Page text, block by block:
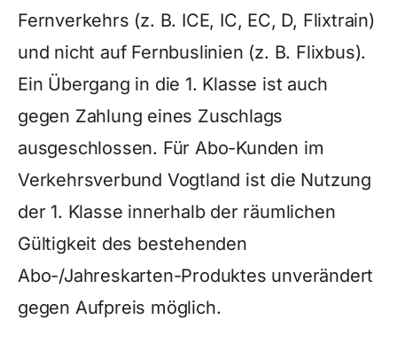
Fernverkehrs (z. B. ICE, IC, EC, D, Flixtrain)
und nicht auf Fernbuslinien (z. B. Flixbus).
Ein Übergang in die 1. Klasse ist auch
gegen Zahlung eines Zuschlags
ausgeschlossen. Für Abo-Kunden im
Verkehrsverbund Vogtland ist die Nutzung
der 1. Klasse innerhalb der räumlichen
Gültigkeit des bestehenden
Abo-/Jahreskarten-Produktes unverändert
gegen Aufpreis möglich.